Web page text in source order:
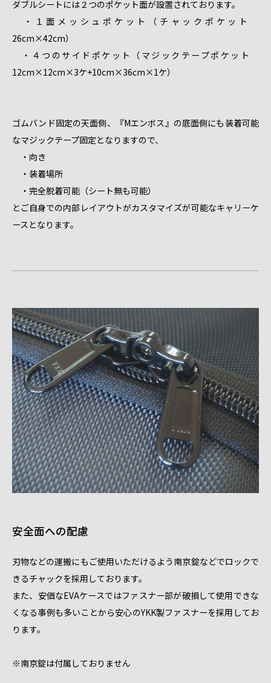
ダブルシートには２つのポケット面が設置されております。
・１面メッシュポケット（チャックポケット
26cm×42cm）
・４つのサイドポケット（マジックテープポケット
12cm×12cm×3ケ+10cm×36cm×1ケ）
ゴムバンド固定の天面側、『Mエンボス』の底面側にも装着可能
なマジックテープ固定となりますので、
・向き
・装着場所
・完全脱着可能（シート無も可能）
とご自身での内部レイアウトがカスタマイズが可能なキャリーケ
ースとなります。
安全面への配慮
刃物などの運搬にもご使用いただけるよう南京錠などでロックで
きるチャックを採用しております。
また、安価なEVAケースではファスナー部が破損して使用できな
くなる事例も多いことから安心のYKK製ファスナーを採用してお
ります。
※南京錠は付属しておりません